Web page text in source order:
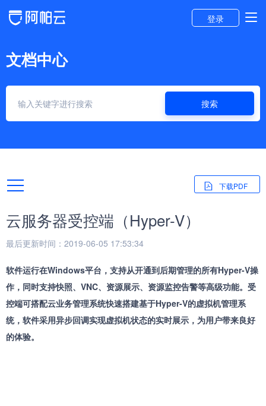
登录
文档中心
搜索
下载PDF
云服务器受控端（Hyper-V）
最后更新时间：2019-06-05 17:53:34
软件运行在Windows平台，支持从开通到后期管理的所有Hyper-V操
作，同时支持快照、VNC、资源展示、资源监控告警等高级功能。受
控端可搭配云业务管理系统快速搭建基于Hyper-V的虚拟机管理系
统，软件采用异步回调实现虚拟机状态的实时展示，为用户带来良好
的体验。